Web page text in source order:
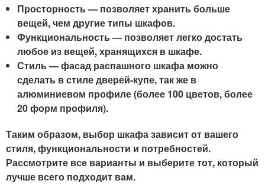
Просторность— позволяет хранить больше
вещей, чем другие типы шкафов.
Функциональность— позволяет легко достать
любое из вещей, хранящихся в шкафе.
Стиль— фасад распашного шкафа можно
сделать в стиле дверей-купе, так же в
алюминиевом профиле (более 100 цветов, более
20 форм профиля).
Таким образом, выбор шкафа зависит от вашего
стиля, функциональности и потребностей.
Рассмотрите все варианты и выберите тот, который
лучше всего подходит вам.